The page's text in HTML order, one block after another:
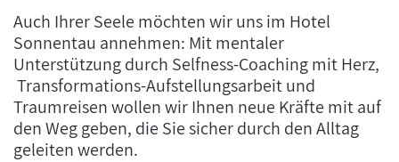
Auch Ihrer Seele möchten wir uns im Hotel
Sonnentau annehmen: Mit mentaler
Unterstützung durch Selfness-Coaching mit Herz,
Transformations-Aufstellungsarbeit und
Traumreisen wollen wir Ihnen neue Kräfte mit auf
den Weg geben, die Sie sicher durch den Alltag
geleiten werden.